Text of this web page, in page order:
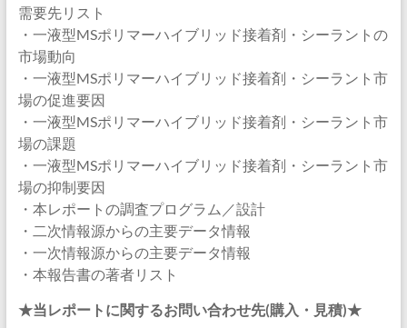
需要先リスト
・一液型MSポリマーハイブリッド接着剤・シーラントの
市場動向
・一液型MSポリマーハイブリッド接着剤・シーラント市
場の促進要因
・一液型MSポリマーハイブリッド接着剤・シーラント市
場の課題
・一液型MSポリマーハイブリッド接着剤・シーラント市
場の抑制要因
・本レポートの調査プログラム／設計
・二次情報源からの主要データ情報
・一次情報源からの主要データ情報
・本報告書の著者リスト
★当レポートに関するお問い合わせ先(購入・見積)★